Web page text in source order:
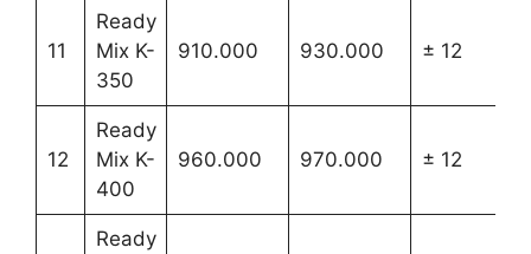
11
Ready
Mix K-
350
910.000 930.000 ± 12
12
Ready
Mix K-
400
960.000 970.000 ± 12
Ready